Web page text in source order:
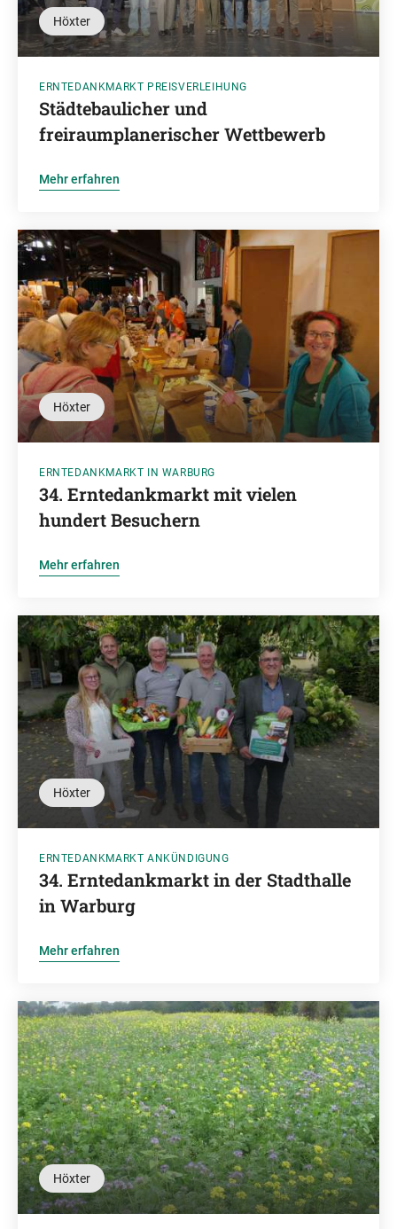
Höxter
ERNTEDANKMARKT PREISVERLEIHUNG
Städtebaulicher und
freiraumplanerischer Wettbewerb
Mehr erfahren
Höxter
ERNTEDANKMARKT IN WARBURG
34. Erntedankmarkt mit vielen
hundert Besuchern
Mehr erfahren
Höxter
ERNTEDANKMARKT ANKÜNDIGUNG
34. Erntedankmarkt in der Stadthalle
in Warburg
Mehr erfahren
Höxter